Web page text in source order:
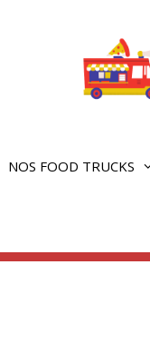
NOS FOOD TRUCKS